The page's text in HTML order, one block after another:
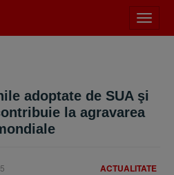
meniu
adoptate de SUA şi
la agravarea
ACTUALITATE